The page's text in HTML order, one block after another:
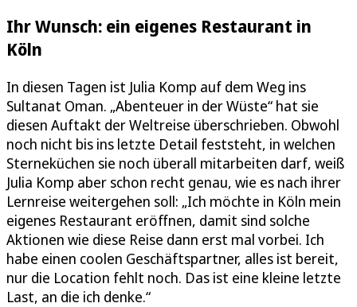
Ihr Wunsch: ein eigenes Restaurant in
Köln
In diesen Tagen ist Julia Komp auf dem Weg ins
Sultanat Oman. „Abenteuer in der Wüste“ hat sie
diesen Auftakt der Weltreise überschrieben. Obwohl
noch nicht bis ins letzte Detail feststeht, in welchen
Sterneküchen sie noch überall mitarbeiten darf, weiß
Julia Komp aber schon recht genau, wie es nach ihrer
Lernreise weitergehen soll: „Ich möchte in Köln mein
eigenes Restaurant eröffnen, damit sind solche
Aktionen wie diese Reise dann erst mal vorbei. Ich
habe einen coolen Geschäftspartner, alles ist bereit,
nur die Location fehlt noch. Das ist eine kleine letzte
Last, an die ich denke.“